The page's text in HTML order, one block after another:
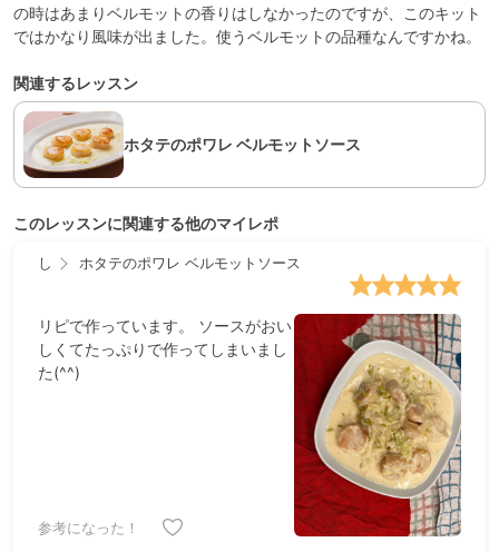
の時はあまりベルモットの香りはしなかったのですが、このキット
ではかなり風味が出ました。使うベルモットの品種なんですかね。
関連するレッスン
ホタテのポワレ ベルモットソース
このレッスンに関連する他のマイレポ
し ホタテのポワレ ベルモットソース
リピで作っています。 ソースがおい
しくてたっぷりで作ってしまいまし
た(^^)
参考になった！